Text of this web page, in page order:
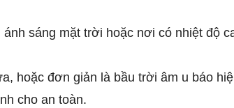
sáng mặt trời hoặc nơi có nhiệt độ
hoặc đơn giản là bầu trời âm u báo
cho an toàn.